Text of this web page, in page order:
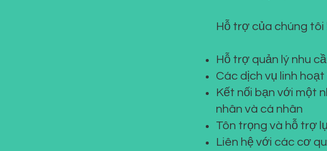
Hỗ trợ của chúng tôi
Hỗ trợ quản lý nhu
Các dịch vụ linh
Kết nối bạn với một
nhân và cá nhân
Tôn trọng và hỗ trợ
Liên hệ với các cơ